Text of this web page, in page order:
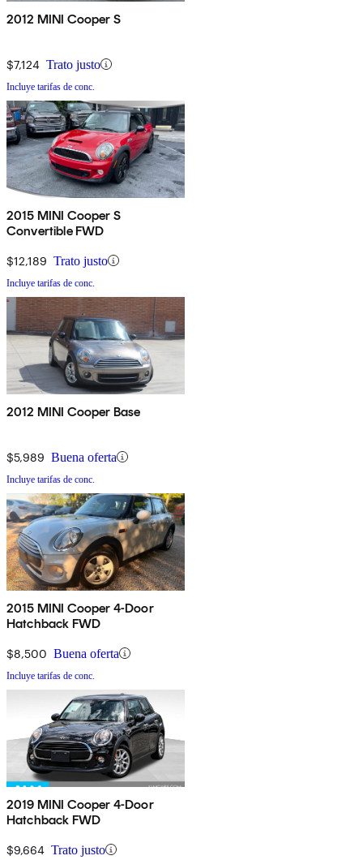
2012 MINI Cooper S
$7,124 Trato justo
Incluye tarifas de conc.
2015 MINI Cooper S
Convertible FWD
$12,189 Trato justo
Incluye tarifas de conc.
2012 MINI Cooper Base
$5,989 Buena oferta
Incluye tarifas de conc.
2015 MINI Cooper 4-Door
Hatchback FWD
$8,500 Buena oferta
Incluye tarifas de conc.
2019 MINI Cooper 4-Door
Hatchback FWD
$9,664 Trato justo